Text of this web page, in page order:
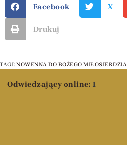
Facebook X
Drukuj
TAGI: NOWENNA DO BOŻEGO MIŁOSIERDZIA
Odwiedzający online: 1